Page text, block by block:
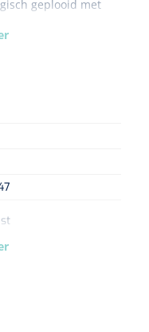
geplooid met